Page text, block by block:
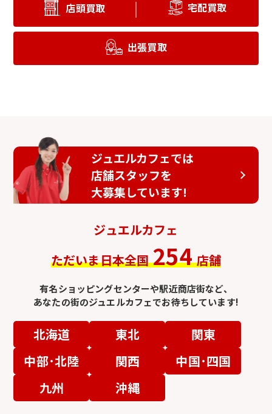
店頭買取 宅配買取
出張買取
ジュエルカフェでは
店舗スタッフを
大募集しています!
ジュエルカフェ
ただいま日本全国 254 店舗
有名ショッピングセンターや駅近商店街など、
あなたの街のジュエルカフェでお待ちしています!
北海道 東北
関東
中部･北陸
関西
中国･四国
九州
沖縄